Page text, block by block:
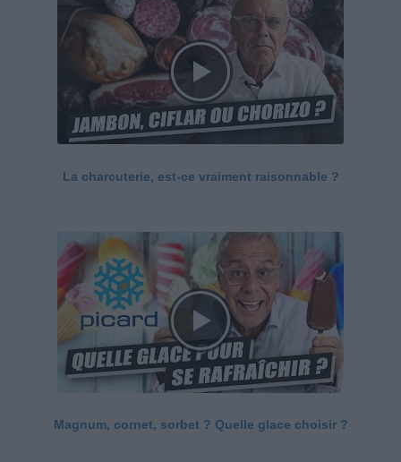
La charcuterie, est-ce vraiment raisonnable ?
Magnum, cornet, sorbet ? Quelle glace choisir ?